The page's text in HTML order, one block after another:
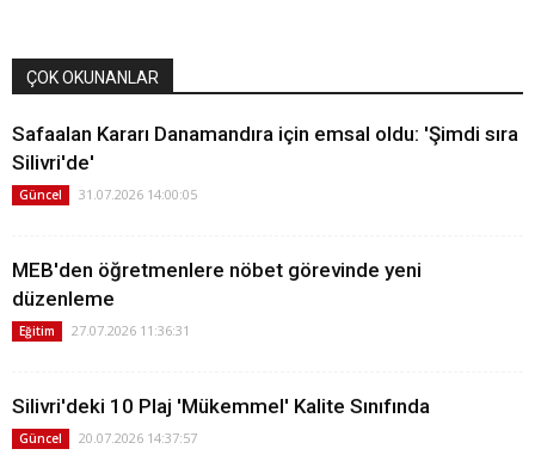
ÇOK OKUNANLAR
Safaalan Kararı Danamandıra için emsal oldu: 'Şimdi sıra
Silivri'de'
Güncel 31.07.2026 14:00:05
MEB'den öğretmenlere nöbet görevinde yeni
düzenleme
Eğitim 27.07.2026 11:36:31
Silivri'deki 10 Plaj 'Mükemmel' Kalite Sınıfında
Güncel 20.07.2026 14:37:57